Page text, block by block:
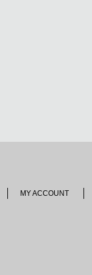
MY ACCOUNT